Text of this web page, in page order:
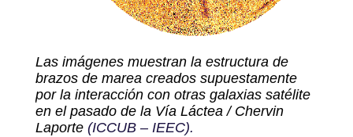
Las imágenes muestran la estructura de
brazos de marea creados supuestamente
por la interacción con otras galaxias satélite
en el pasado de la Vía Láctea / Chervin
Laporte (ICCUB – IEEC).